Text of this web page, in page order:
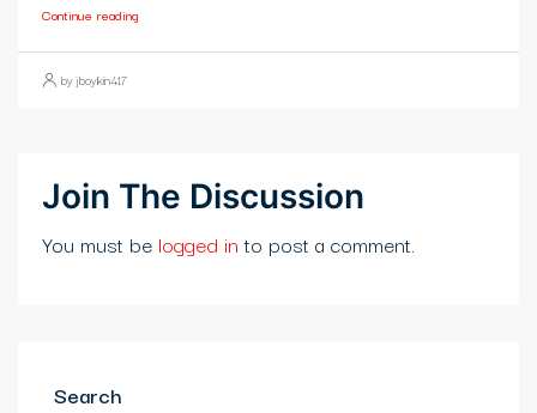
Continue reading
by jboykin417
Join The Discussion
You must be logged into post a comment.
Search